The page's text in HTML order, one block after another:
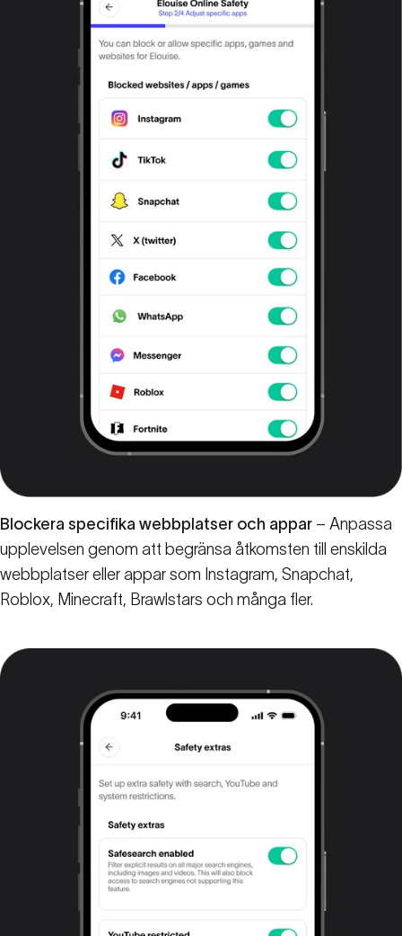
Blockera specifika webbplatser och appar – Anpassa
upplevelsen genom att begränsa åtkomsten till enskilda
webbplatser eller appar som Instagram, Snapchat,
Roblox, Minecraft, Brawlstars och många fler.